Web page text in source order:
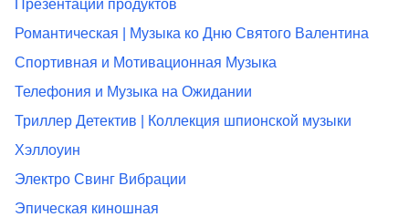
Презентации продуктов
Романтическая | Музыка ко Дню Святого Валентина
Спортивная и Мотивационная Музыка
Телефония и Музыка на Ожидании
Триллер Детектив | Коллекция шпионской музыки
Хэллоуин
Электро Свинг Вибрации
Эпическая киношная